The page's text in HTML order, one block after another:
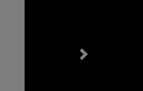
Anterior